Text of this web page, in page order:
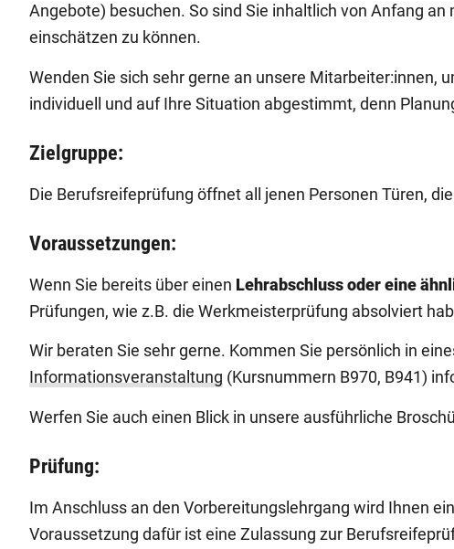
Angebote) besuchen. So sind Sie inhaltlich von Anfang
einschätzen zu können.
Wenden Sie sich sehr gerne an unsere Mitarbeiter:innen,
individuell und auf Ihre Situation abgestimmt, denn
Zielgruppe:
Die Berufsreifeprüfung öffnet all jenen Personen Türen,
Voraussetzungen:
Wenn Sie bereits über einen Lehrabschluss oder eine
Prüfungen, wie z.B. die Werkmeisterprüfung absolviert
Wir beraten Sie sehr gerne. Kommen Sie persönlich in
Informationsveranstaltung (Kursnummern B970, B941)
Werfen Sie auch einen Blick in unsere ausführliche
Prüfung:
Im Anschluss an den Vorbereitungslehrgang wird Ihnen
Voraussetzung dafür ist eine Zulassung zur